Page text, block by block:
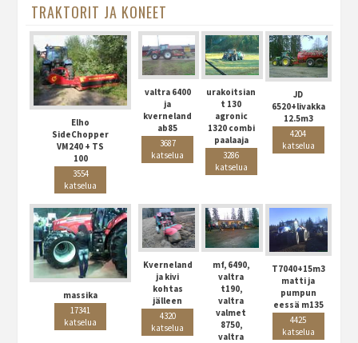
TRAKTORIT JA KONEET
Elho
SideChopper
VM240 + TS
100
3554
katselua
valtra 6400
ja
kverneland
ab85
3687
katselua
urakoitsian
t 130
agronic
1320 combi
paalaaja
3286
katselua
JD
6520+livakka
12.5m3
4204
katselua
massika
17341
katselua
Kverneland
ja kivi
kohtas
jälleen
4320
katselua
mf, 6490,
valtra
t190,
valtra
valmet
8750,
valtra
T7040+15m3
matti ja
pumpun
eessä m135
4425
katselua